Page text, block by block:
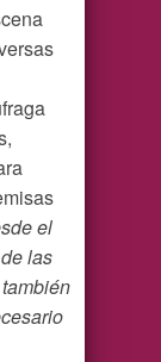
el
las